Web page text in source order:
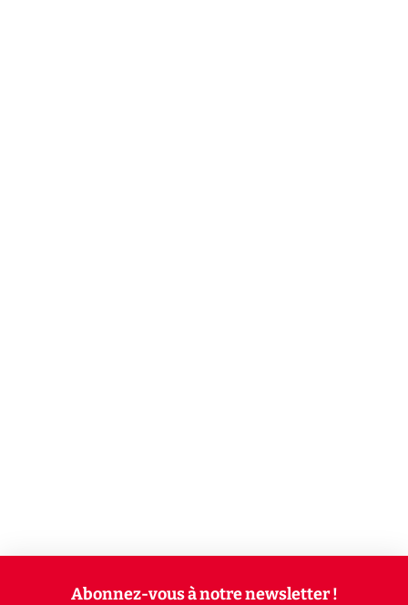
Abonnez-vous à notre newsletter !